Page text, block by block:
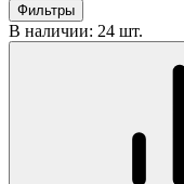
Фильтры
В наличии: 24 шт.